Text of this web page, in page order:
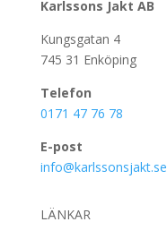
Karlssons Jakt AB
Kungsgatan 4
745 31 Enköping
Telefon
0171 47 76 78
E-post
info@karlssonsjakt.se
LÄNKAR